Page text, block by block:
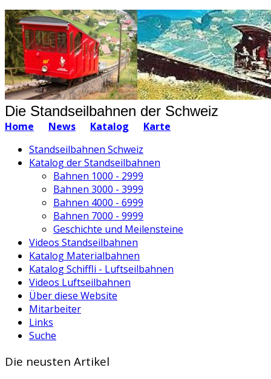
Die Standseilbahnen der Schweiz
Home News Katalog
Karte
Standseilbahnen Schweiz
Katalog der Standseilbahnen
Bahnen 1000 - 2999
Bahnen 3000 - 3999
Bahnen 4000 - 6999
Bahnen 7000 - 9999
Geschichte und Meilensteine
Videos Standseilbahnen
Katalog Materialbahnen
Katalog Schiffli - Luftseilbahnen
Videos Luftseilbahnen
Über diese Website
Mitarbeiter
Links
Suche
Die neusten Artikel